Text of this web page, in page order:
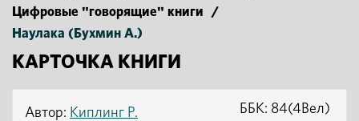
Цифровые "говорящие" книги
/
Наулака (Бухмин А.)
КАРТОЧКА КНИГИ
Автор: Киплинг Р. ББК: 84(4Вел)